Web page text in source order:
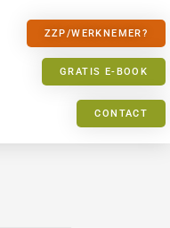
ZZP/WERKNEMER?
GRATIS E-BOOK
CONTACT